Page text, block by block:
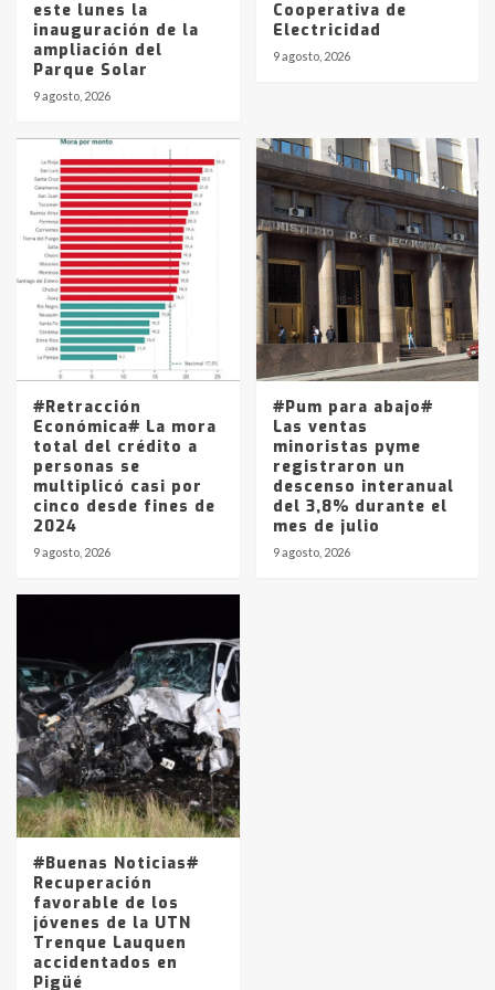
este lunes la
inauguración de la
ampliación del
Parque Solar
9 agosto, 2026
Cooperativa de
Electricidad
9 agosto, 2026
#Retracción
Económica# La mora
total del crédito a
personas se
multiplicó casi por
cinco desde fines de
2024
9 agosto, 2026
#Pum para abajo#
Las ventas
minoristas pyme
registraron un
descenso interanual
del 3,8% durante el
mes de julio
9 agosto, 2026
#Buenas Noticias#
Recuperación
favorable de los
jóvenes de la UTN
Trenque Lauquen
accidentados en
Pigüé